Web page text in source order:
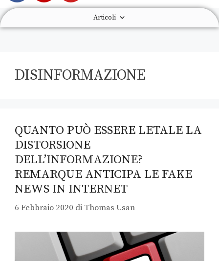
Articoli
DISINFORMAZIONE
QUANTO PUÒ ESSERE LETALE LA
DISTORSIONE
DELL’INFORMAZIONE?
REMARQUE ANTICIPA LE FAKE
NEWS IN INTERNET
6 Febbraio 2020 di Thomas Usan